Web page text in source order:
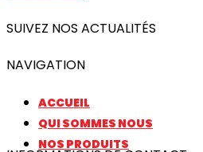
SUIVEZ NOS ACTUALITÉS
NAVIGATION
ACCUEIL
QUI SOMMES NOUS
NOS PRODUITS